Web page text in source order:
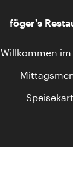
föger's
Willkommen